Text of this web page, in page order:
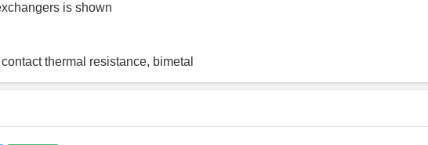
is shown
thermal resistance, bimetal